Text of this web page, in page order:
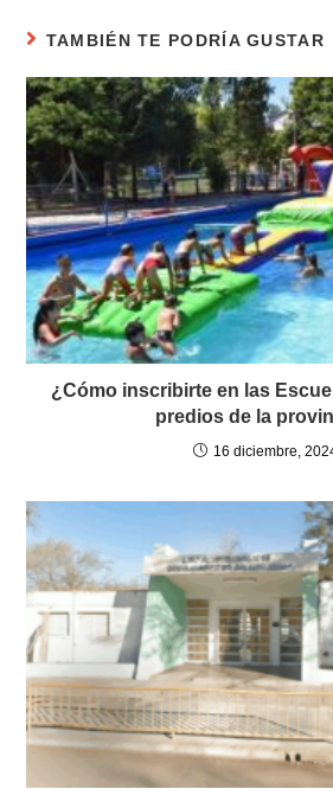
TAMBIÉN TE PODRÍA GUSTAR
¿Cómo inscribirte en las
predios de la
16 diciembre,